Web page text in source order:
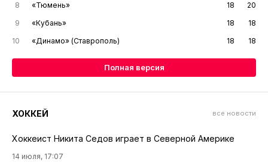
8
«Тюмень» 18
20
9
«Кубань» 18
18
10
«Динамо» (Ставрополь) 18 18
Полная версия
ХОККЕЙ все новости
Хоккеист Никита Седов играет в Северной Америке
14 июля, 17:07